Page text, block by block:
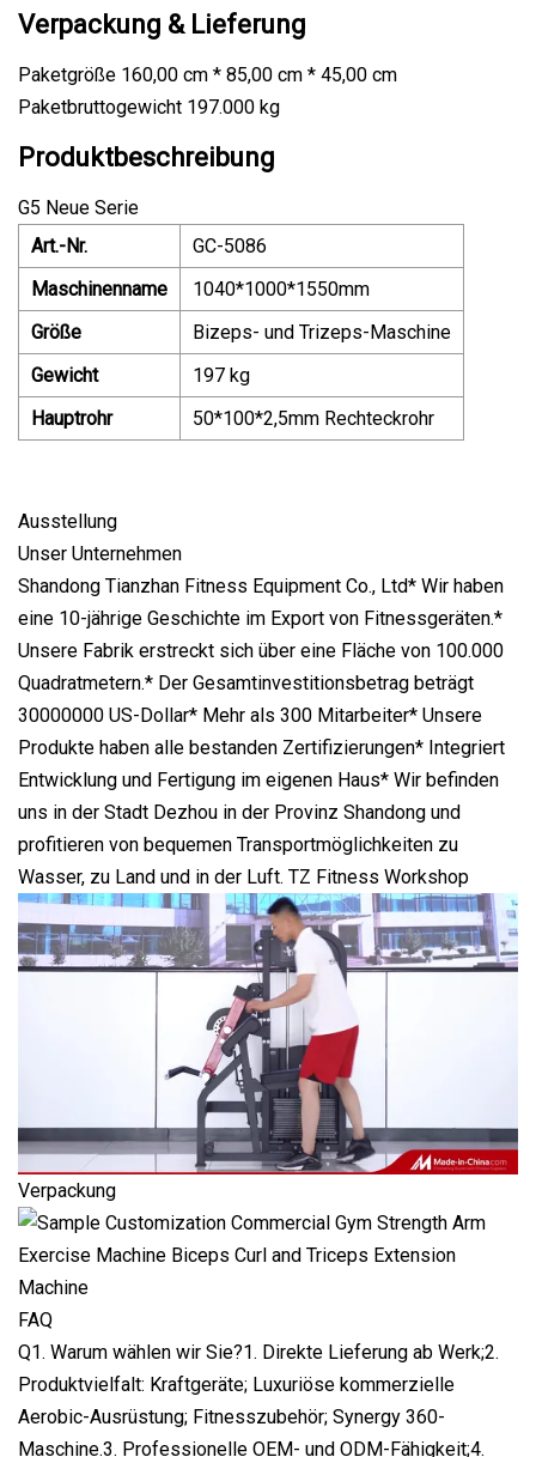
Verpackung & Lieferung
Paketgröße 160,00 cm * 85,00 cm * 45,00 cm
Paketbruttogewicht 197.000 kg
Produktbeschreibung
G5 Neue Serie
Art.-Nr.
GC-5086
Maschinenname
1040*1000*1550mm
Größe
Bizeps- und Trizeps-Maschine
Gewicht
197 kg
Hauptrohr
50*100*2,5mm Rechteckrohr
Ausstellung
Unser Unternehmen
Shandong Tianzhan Fitness Equipment Co., Ltd* Wir haben
eine 10-jährige Geschichte im Export von Fitnessgeräten.*
Unsere Fabrik erstreckt sich über eine Fläche von 100.000
Quadratmetern.* Der Gesamtinvestitionsbetrag beträgt
30000000 US-Dollar* Mehr als 300 Mitarbeiter* Unsere
Produkte haben alle bestanden Zertifizierungen* Integriert
Entwicklung und Fertigung im eigenen Haus* Wir befinden
uns in der Stadt Dezhou in der Provinz Shandong und
profitieren von bequemen Transportmöglichkeiten zu
Wasser, zu Land und in der Luft. TZ Fitness Workshop
Verpackung
FAQ
Q1. Warum wählen wir Sie?1. Direkte Lieferung ab Werk;2.
Produktvielfalt: Kraftgeräte; Luxuriöse kommerzielle
Aerobic-Ausrüstung; Fitnesszubehör; Synergy 360-
Maschine.3. Professionelle OEM- und ODM-Fähigkeit;4.